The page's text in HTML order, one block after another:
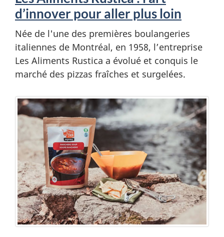
d’innover pour aller plus loin
Née de l'une des premières boulangeries
italiennes de Montréal, en 1958, l’entreprise
Les Aliments Rustica a évolué et conquis le
marché des pizzas fraîches et surgelées.